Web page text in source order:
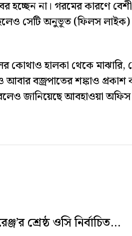
না। গরমের কারণে
সেটি অনুভূত (ফিলস লাইক)
কোথাও হালকা থেকে মাঝারি,
বজ্রপাতের শঙ্কাও প্রকাশ
বলেও জানিয়েছে আবহাওয়া
শ্রেষ্ঠ ওসি নির্বাচিত...